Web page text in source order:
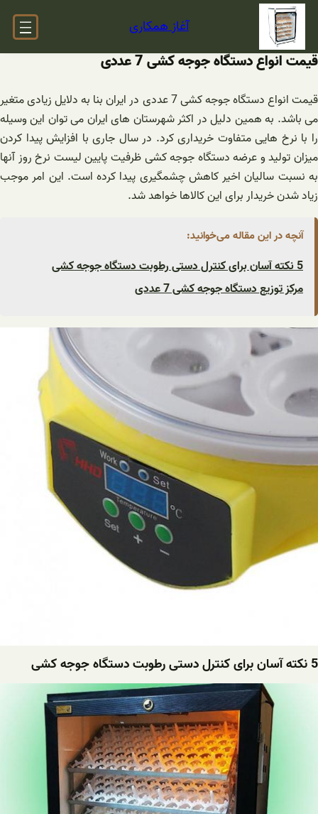
رفتن
محتوا
آغاز همکاری
قیمت انواع دستگاه جوجه کشی 7 عددی
قیمت انواع دستگاه جوجه کشی 7 عددی در ایران بنا به دلایل زیادی متغیر
می باشد. به همین دلیل در اکثر شهرستان های ایران می توان این وسیله
را با نرخ هایی متفاوت خریداری کرد. در سال جاری با افزایش پیدا کردن
میزان تولید و عرضه دستگاه جوجه کشی ظرفیت پایین لیست نرخ روز آنها
به نسبت سالیان اخیر کاهش چشمگیری پیدا کرده است. این امر موجب
زیاد شدن خریدار برای این کالاها خواهد شد.
آنچه در این مقاله می‌خوانید:
5 نکته آسان برای کنترل دستی رطوبت دستگاه جوجه کشی
مرکز توزیع دستگاه جوجه کشی 7 عددی
5 نکته آسان برای کنترل دستی رطوبت دستگاه جوجه کشی